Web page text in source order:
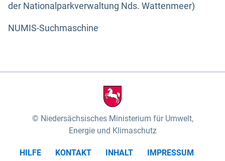
der Nationalparkverwaltung Nds. Wattenmeer)
NUMIS-Suchmaschine
Niedersächsisches Ministerium für Umwelt,
Energie und Klimaschutz
HILFE KONTAKT INHALT
IMPRESSUM